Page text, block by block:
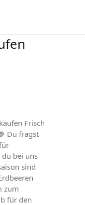
Frisch
Du fragst
bei uns
sind
zum
für den